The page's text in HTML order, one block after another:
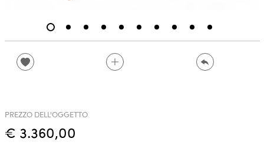
PREZZO DELL'OGGETTO
€ 3.360,00